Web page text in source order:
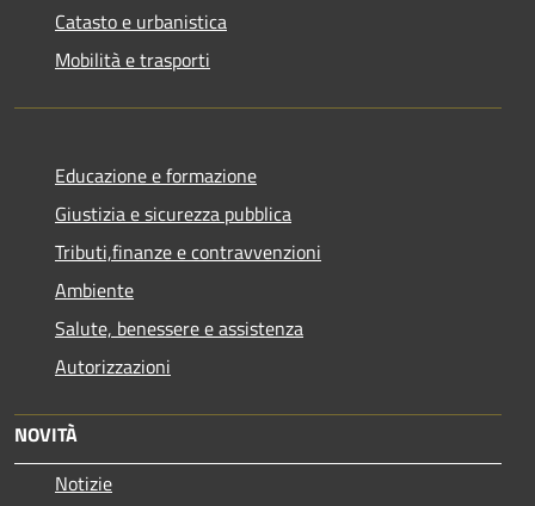
Catasto e urbanistica
Mobilità e trasporti
Educazione e formazione
Giustizia e sicurezza pubblica
Tributi,finanze e contravvenzioni
Ambiente
Salute, benessere e assistenza
Autorizzazioni
NOVITÀ
Notizie